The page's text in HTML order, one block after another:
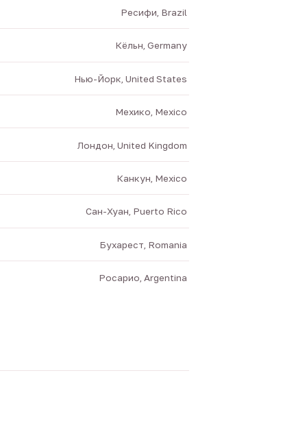
Ресифи, Brazil
Кёльн, Germany
Нью-Йорк, United States
Мехико, Mexico
Лондон, United Kingdom
Канкун, Mexico
Сан-Хуан, Puerto Rico
Бухарест, Romania
Росарио, Argentina